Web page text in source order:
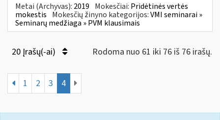
Metai (Archyvas): 2019 Mokesčiai: Pridėtinės vertės
mokestis Mokesčių žinyno kategorijos:VMI seminarai »
Seminarų medžiaga » PVM klausimais
20 Įrašų(-ai) Rodoma nuo 61 iki 76 iš 76 irašų.
1 2 3 4